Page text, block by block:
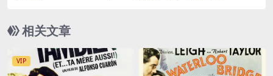
英字幕]【视频文件+防和谐压缩包（含解压密
码）】
相关文章
VIP